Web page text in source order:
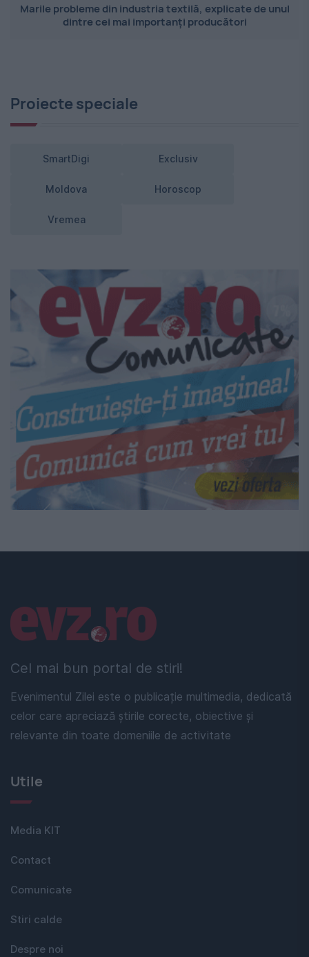
Marile probleme din industria textilă, explicate de unul
dintre cei mai importanți producători
Proiecte speciale
SmartDigi Exclusiv
Moldova Horoscop
Vremea
Cel mai bun portal de stiri!
Evenimentul Zilei este o publicație multimedia, dedicată
celor care apreciază știrile corecte, obiective și
relevante din toate domeniile de activitate
Linkuri utile
Utile
Media KIT
Contact
Comunicate
Stiri calde
Despre noi